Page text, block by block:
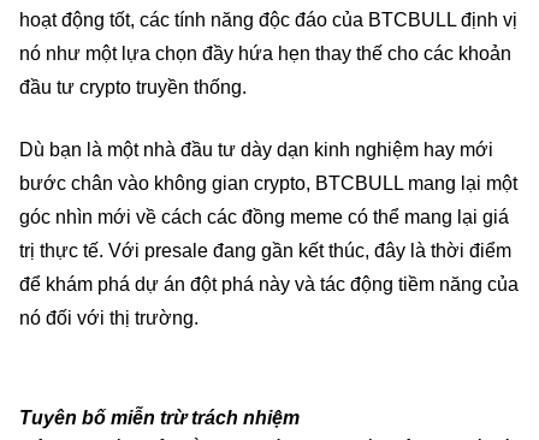
hoạt động tốt, các tính năng độc đáo của BTCBULL định vị
nó như một lựa chọn đầy hứa hẹn thay thế cho các khoản
đầu tư crypto truyền thống.
Dù bạn là một nhà đầu tư dày dạn kinh nghiệm hay mới
bước chân vào không gian crypto, BTCBULL mang lại một
góc nhìn mới về cách các đồng meme có thể mang lại giá
trị thực tế. Với presale đang gần kết thúc, đây là thời điểm
để khám phá dự án đột phá này và tác động tiềm năng của
nó đối với thị trường.
Tuyên bố miễn trừ trách nhiệm